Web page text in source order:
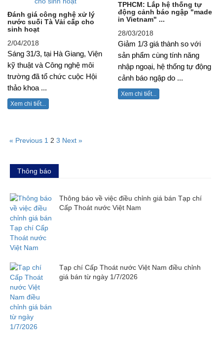
Đánh giá công nghệ xử lý
nước suối Tà Vải cấp cho
sinh hoạt
2/04/2018
Sáng 31/3, tại Hà Giang, Viện
kỹ thuật và Công nghệ môi
trường đã tổ chức cuộc Hội
thảo khoa ...
Xem chi tiết...
TPHCM: Lắp hệ thống tự
động cảnh báo ngập "made
in Vietnam" ...
28/03/2018
Giảm 1/3 giá thành so với
sản phẩm cùng tính năng
nhập ngoại, hệ thống tự động
cảnh báo ngập do ...
Xem chi tiết...
« Previous 1 2 3 Next »
Thông báo
Thông báo về việc điều chỉnh giá bán Tạp chí
Cấp Thoát nước Việt Nam
Tạp chí Cấp Thoát nước Việt Nam điều chỉnh
giá bán từ ngày 1/7/2026